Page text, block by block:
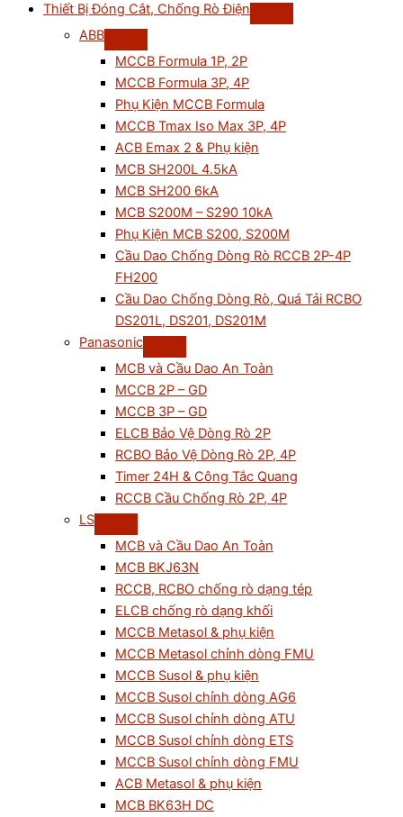
Thiết Bị Đóng Cắt, Chống Rò Điện
ABB
MCCB Formula 1P, 2P
MCCB Formula 3P, 4P
Phụ Kiện MCCB Formula
MCCB Tmax Iso Max 3P, 4P
ACB Emax 2 & Phụ kiện
MCB SH200L 4.5kA
MCB SH200 6kA
MCB S200M – S290 10kA
Phụ Kiện MCB S200, S200M
Cầu Dao Chống Dòng Rò RCCB 2P-4P
FH200
Cầu Dao Chống Dòng Rò, Quá Tải RCBO
DS201L, DS201, DS201M
Panasonic
MCB và Cầu Dao An Toàn
MCCB 2P – GD
MCCB 3P – GD
ELCB Bảo Vệ Dòng Rò 2P
RCBO Bảo Vệ Dòng Rò 2P, 4P
Timer 24H & Công Tắc Quang
RCCB Cầu Chống Rò 2P, 4P
LS
MCB và Cầu Dao An Toàn
MCB BKJ63N
RCCB, RCBO chống rò dạng tép
ELCB chống rò dạng khối
MCCB Metasol & phụ kiện
MCCB Metasol chỉnh dòng FMU
MCCB Susol & phụ kiện
MCCB Susol chỉnh dòng AG6
MCCB Susol chỉnh dòng ATU
MCCB Susol chỉnh dòng ETS
MCCB Susol chỉnh dòng FMU
ACB Metasol & phụ kiện
MCB BK63H DC